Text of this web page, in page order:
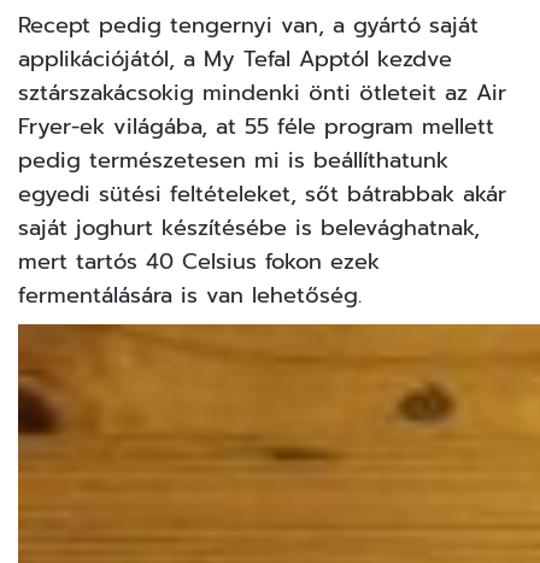
Recept pedig tengernyi van, a gyártó saját
applikációjától, a My Tefal Apptól kezdve
sztárszakácsokig mindenki önti ötleteit az Air
Fryer-ek világába, at 55 féle program mellett
pedig természetesen mi is beállíthatunk
egyedi sütési feltételeket, sőt bátrabbak akár
saját joghurt készítésébe is belevághatnak,
mert tartós 40 Celsius fokon ezek
fermentálására is van lehetőség.